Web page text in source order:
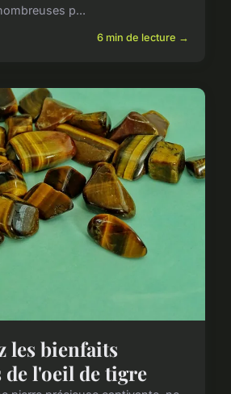
p...
6 min de lecture →
les bienfaits
de l'oeil de tigre